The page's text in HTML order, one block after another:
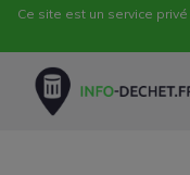
Ce site est un service